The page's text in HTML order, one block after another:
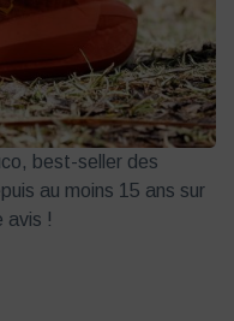
best-seller des
au moins 15 ans sur
avis !